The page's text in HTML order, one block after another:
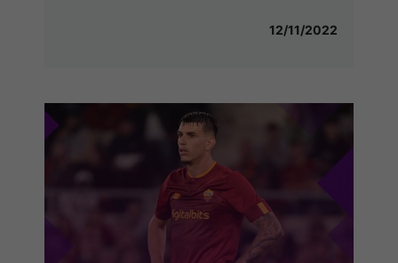
12/11/2022